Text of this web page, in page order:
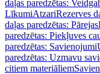
daļas paredzētas:
LīkumiAtzariRezerves
daļas paredzētas: Pārejas
paredzētas: Piekļuves
paredzētas: Savienojumi
paredzētas: Uzmavu
citiem materiāliem